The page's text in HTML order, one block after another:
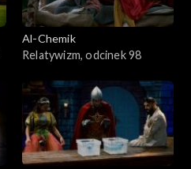
Al-Chemik
Relatywizm, odcinek 98